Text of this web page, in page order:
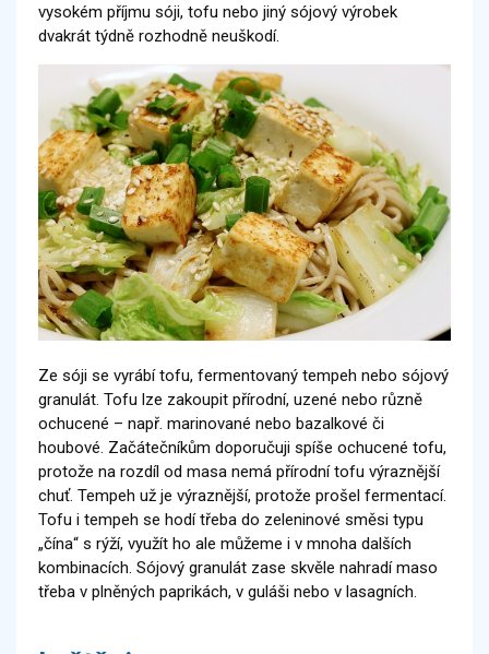
vysokém příjmu sóji, tofu nebo jiný sójový výrobek
dvakrát týdně rozhodně neuškodí.
Ze sóji se vyrábí tofu, fermentovaný tempeh nebo sójový
granulát. Tofu lze zakoupit přírodní, uzené nebo různě
ochucené – např. marinované nebo bazalkové či
houbové. Začátečníkům doporučuji spíše ochucené tofu,
protože na rozdíl od masa nemá přírodní tofu výraznější
chuť. Tempeh už je výraznější, protože prošel fermentací.
Tofu i tempeh se hodí třeba do zeleninové směsi typu
„čína“ s rýží, využít ho ale můžeme i v mnoha dalších
kombinacích. Sójový granulát zase skvěle nahradí maso
třeba v plněných paprikách, v guláši nebo v lasagních.